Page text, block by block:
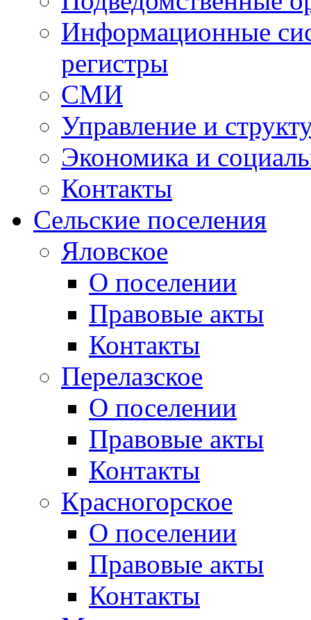
Информационные
регистры
СМИ
Управление и
Экономика и
Контакты
Сельские поселения
Яловское
О поселении
Правовые акты
Контакты
Перелазское
О поселении
Правовые акты
Контакты
Красногорское
О поселении
Правовые акты
Контакты